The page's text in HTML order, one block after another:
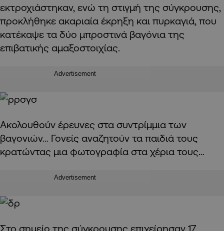
εκτροχιάστηκαν, ενώ τη στιγμή της σύγκρουσης,
προκλήθηκε ακαριαία έκρηξη και πυρκαγιά, που
κατέκαψε τα δύο μπροστινά βαγόνια της
επιβατικής αμαξοστοιχίας.
Advertisement
Ακολουθούν έρευνες στα συντρίμμια των
βαγονιών… Γονείς αναζητούν τα παιδιά τους
κρατώντας μια φωτογραφία στα χέρια τους…
Advertisement
Στο σημείο της σύγκρουσης επιχείρησαν 17